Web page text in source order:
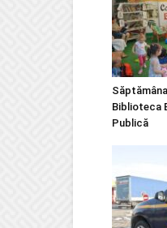
Biblioteca
Publică